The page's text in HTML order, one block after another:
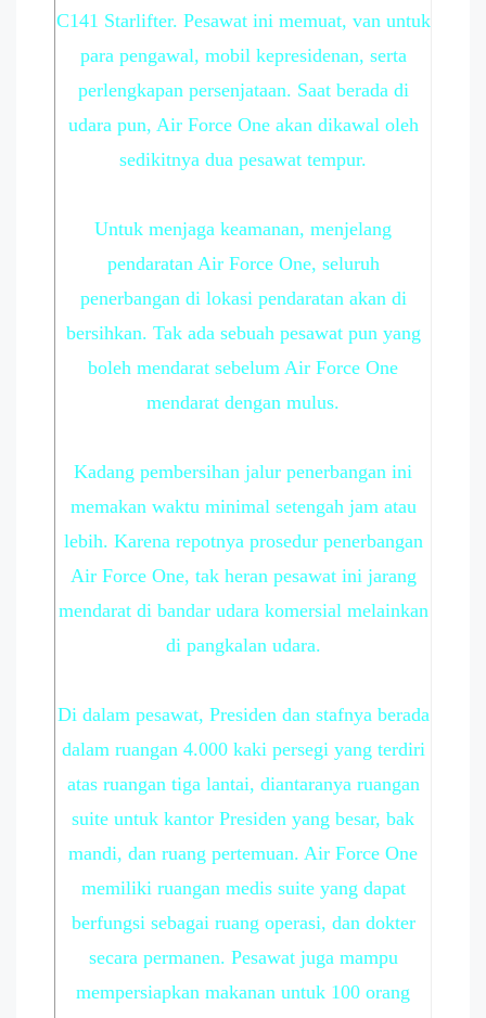
C141 Starlifter. Pesawat ini memuat, van untuk
para pengawal, mobil kepresidenan, serta
perlengkapan persenjataan. Saat berada di
udara pun, Air Force One akan dikawal oleh
sedikitnya dua pesawat tempur.
Untuk menjaga keamanan, menjelang
pendaratan Air Force One, seluruh
penerbangan di lokasi pendaratan akan di
bersihkan. Tak ada sebuah pesawat pun yang
boleh mendarat sebelum Air Force One
mendarat dengan mulus.
Kadang pembersihan jalur penerbangan ini
memakan waktu minimal setengah jam atau
lebih. Karena repotnya prosedur penerbangan
Air Force One, tak heran pesawat ini jarang
mendarat di bandar udara komersial melainkan
di pangkalan udara.
Di dalam pesawat, Presiden dan stafnya berada
dalam ruangan 4.000 kaki persegi yang terdiri
atas ruangan tiga lantai, diantaranya ruangan
suite untuk kantor Presiden yang besar, bak
mandi, dan ruang pertemuan. Air Force One
memiliki ruangan medis suite yang dapat
berfungsi sebagai ruang operasi, dan dokter
secara permanen. Pesawat juga mampu
mempersiapkan makanan untuk 100 orang